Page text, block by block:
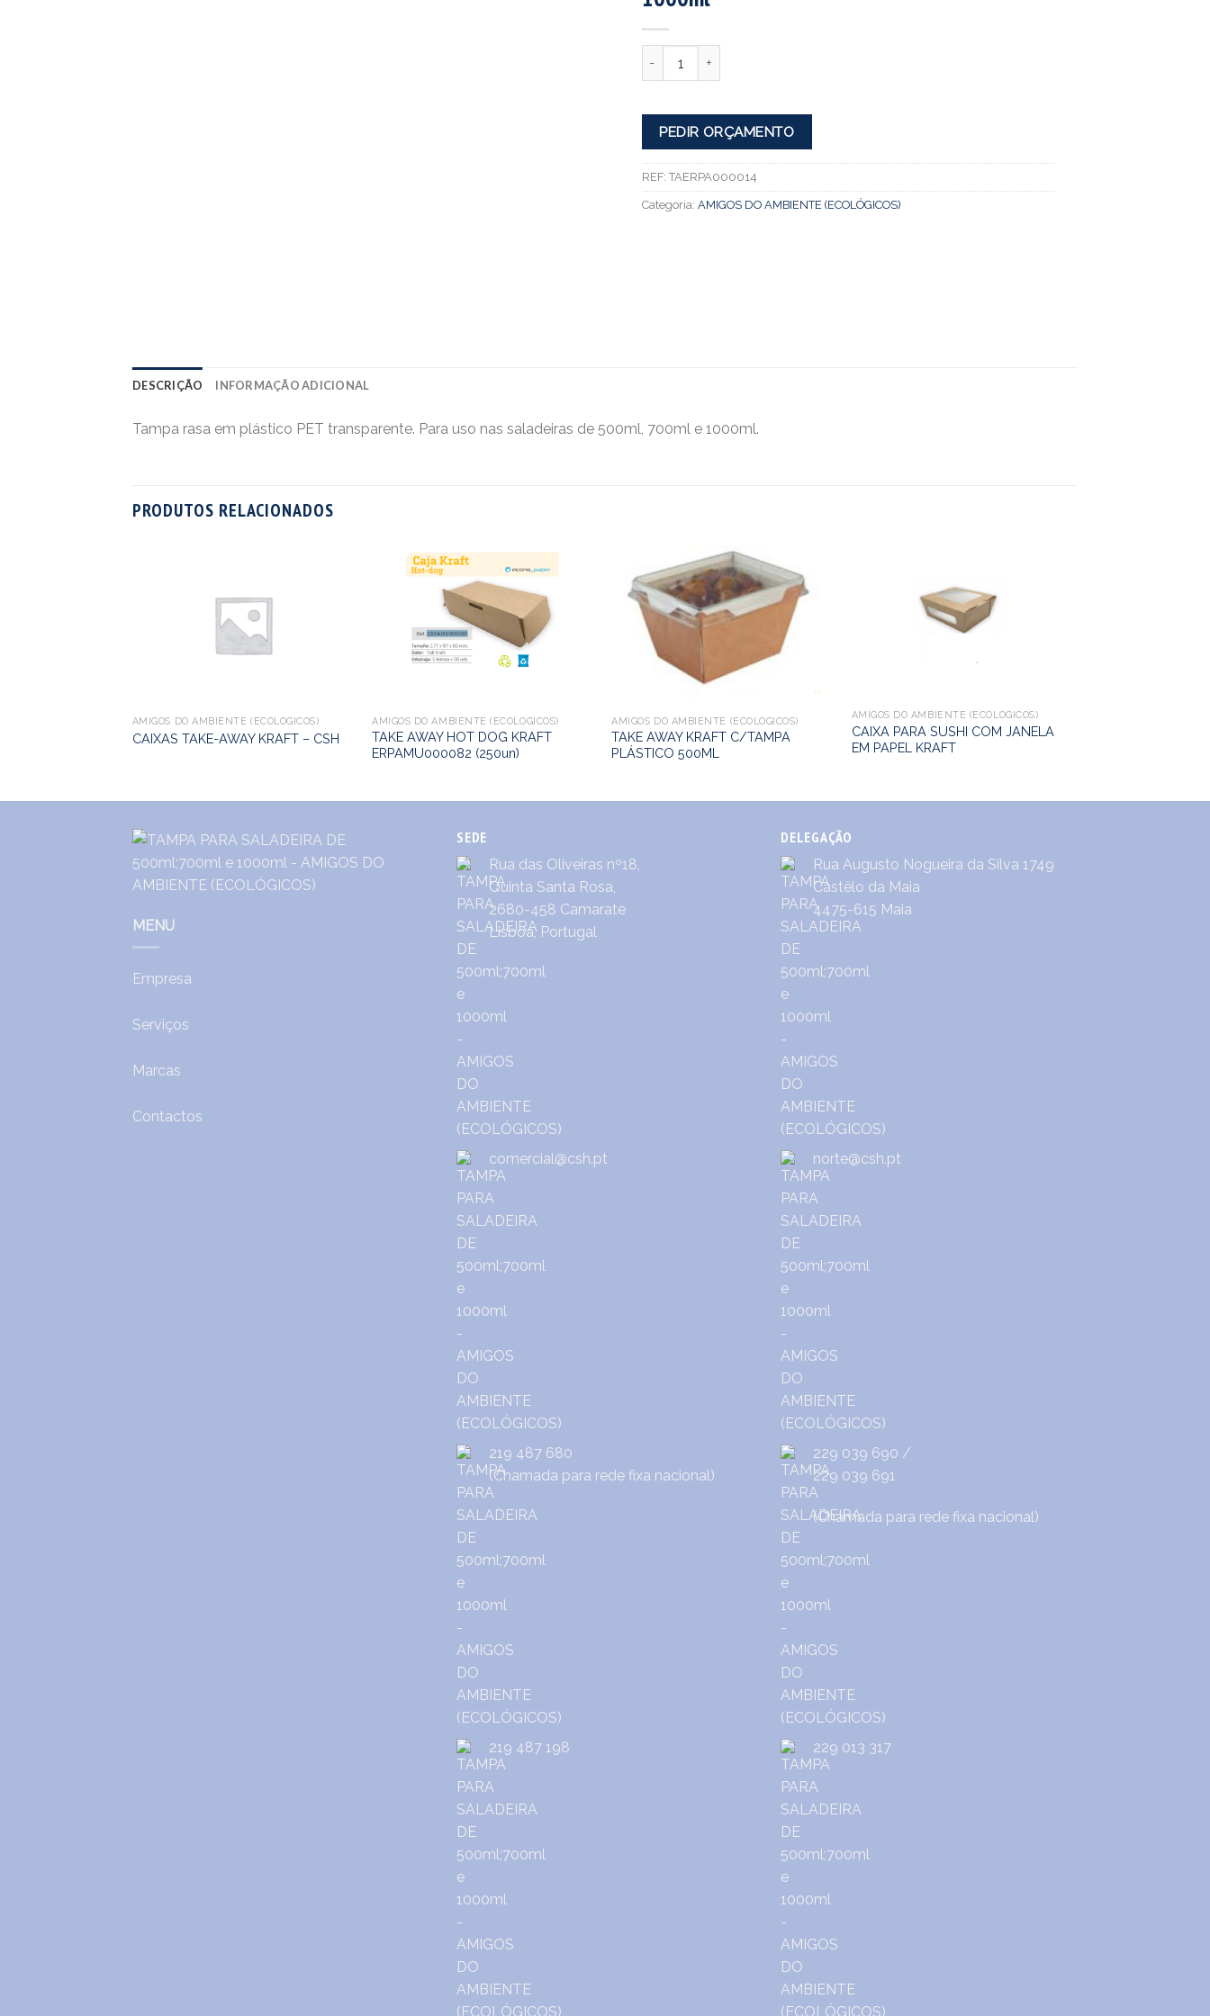
PEDIR ORÇAMENTO
REF: TAERPA000014
Categoria: AMIGOS DO AMBIENTE (ECOLÓGICOS)
DESCRIÇÃO INFORMAÇÃO ADICIONAL
Tampa rasa em plástico PET transparente. Para uso nas saladeiras de 500ml, 700ml e 1000ml.
PRODUTOS RELACIONADOS
AMIGOS DO AMBIENTE (ECOLÓGICOS)
CAIXAS TAKE-AWAY KRAFT – CSH
AMIGOS DO AMBIENTE (ECOLÓGICOS)
TAKE AWAY HOT DOG KRAFT
ERPAMU000082 (250un)
AMIGOS DO AMBIENTE (ECOLÓGICOS)
TAKE AWAY KRAFT C/TAMPA
PLÁSTICO 500ML
AMIGOS DO AMBIENTE (ECOLÓGICOS)
CAIXA PARA SUSHI COM JANELA
EM PAPEL KRAFT
MENU
Empresa
Serviços
Marcas
Contactos
SEDE
Rua das Oliveiras nº18,
Quinta Santa Rosa,
2680-458 Camarate
Lisboa, Portugal
comercial@csh.pt
219 487 680
(Chamada para rede fixa nacional)
219 487 198
DELEGAÇÃO
Rua Augusto Nogueira da Silva 1749
Castêlo da Maia
4475-615 Maia
norte@csh.pt
229 039 690 /
229 039 691
(Chamada para rede fixa nacional)
229 013 317